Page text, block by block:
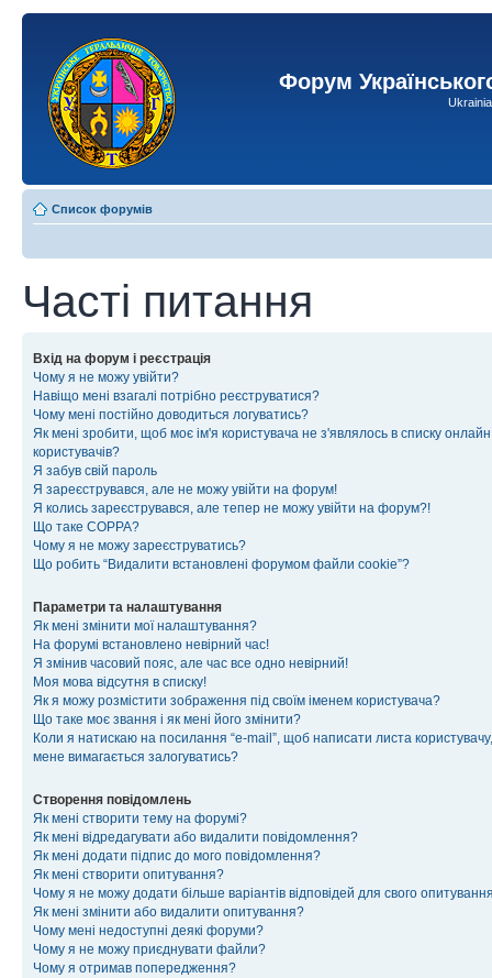
Форум
Список форумів
Часті питання
Вхід на форум і реєстрація
Чому я не можу увійти?
Навіщо мені взагалі потрібно реєструватися?
Чому мені постійно доводиться логуватись?
Як мені зробити, щоб моє ім'я користувача не з'являлось в списку онлайн
користувачів?
Я забув свій пароль
Я зареєструвався, але не можу увійти на форум!
Я колись зареєструвався, але тепер не можу увійти на форум?!
Що таке COPPA?
Чому я не можу зареєструватись?
Що робить “Видалити встановлені форумом файли cookie”?
Параметри та налаштування
Як мені змінити мої налаштування?
На форумі встановлено невірний час!
Я змінив часовий пояс, але час все одно невірний!
Моя мова відсутня в списку!
Як я можу розмістити зображення під своїм іменем користувача?
Що таке моє звання і як мені його змінити?
Коли я натискаю на посилання “e-mail”, щоб написати листа користувачу,
мене вимагається залогуватись?
Створення повідомлень
Як мені створити тему на форумі?
Як мені відредагувати або видалити повідомлення?
Як мені додати підпис до мого повідомлення?
Як мені створити опитування?
Чому я не можу додати більше варіантів відповідей для свого
Як мені змінити або видалити опитування?
Чому мені недоступні деякі форуми?
Чому я не можу приєднувати файли?
Чому я отримав попередження?